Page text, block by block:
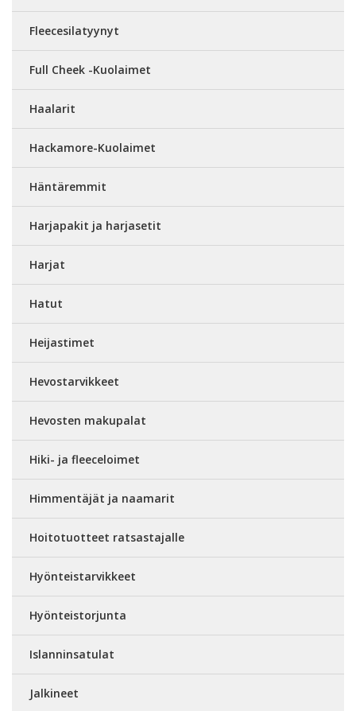
Fleecesilatyynyt
Full Cheek -Kuolaimet
Haalarit
Hackamore-Kuolaimet
Häntäremmit
Harjapakit ja harjasetit
Harjat
Hatut
Heijastimet
Hevostarvikkeet
Hevosten makupalat
Hiki- ja fleeceloimet
Himmentäjät ja naamarit
Hoitotuotteet ratsastajalle
Hyönteistarvikkeet
Hyönteistorjunta
Islanninsatulat
Jalkineet